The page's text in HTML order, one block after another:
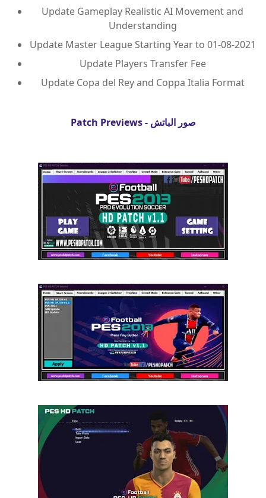
Update Gameplay Realistic AI Movement and
Understanding
Update Master League Starting Year to 01-08-2021
Update Players Transfer Fee
Update Copa del Rey and Coppa Italia Format
صور الباتش - Patch Previews